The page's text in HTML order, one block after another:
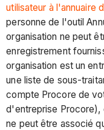
utilisateur à l'annuaire
personne de l'outil
organisation ne peut
enregistrement
organisation est un
une liste de sous-
compte Procore de
d'entreprise Procore),
ne peut être associé